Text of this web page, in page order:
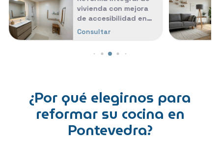
vivienda con mejora
de accesibilidad en
Pontevedra
Consultar
¿Por qué elegirnos para
reformar su cocina en
Pontevedra?